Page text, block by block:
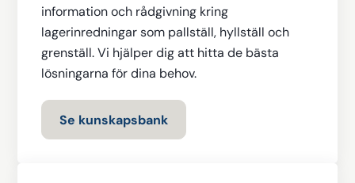
information och rådgivning kring
lagerinredningar som pallställ, hyllställ och
grenställ. Vi hjälper dig att hitta de bästa
lösningarna för dina behov.
Se kunskapsbank